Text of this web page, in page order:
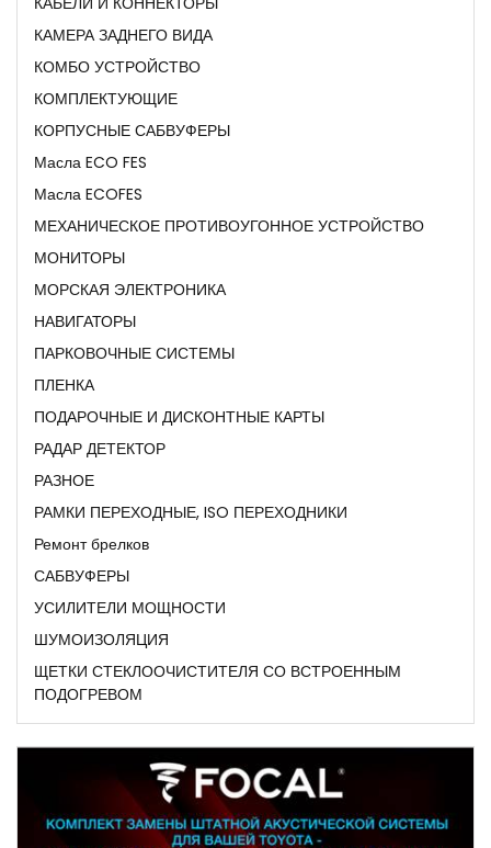
КАМЕРА ЗАДНЕГО ВИДА
КОМБО УСТРОЙСТВО
КОМПЛЕКТУЮЩИЕ
КОРПУСНЫЕ САБВУФЕРЫ
Масла ECO FES
Масла ECOFES
МЕХАНИЧЕСКОЕ ПРОТИВОУГОННОЕ УСТРОЙСТВО
МОНИТОРЫ
МОРСКАЯ ЭЛЕКТРОНИКА
НАВИГАТОРЫ
ПАРКОВОЧНЫЕ СИСТЕМЫ
ПЛЕНКА
ПОДАРОЧНЫЕ И ДИСКОНТНЫЕ КАРТЫ
РАДАР ДЕТЕКТОР
РАЗНОЕ
РАМКИ ПЕРЕХОДНЫЕ, ISO ПЕРЕХОДНИКИ
Ремонт брелков
САБВУФЕРЫ
УСИЛИТЕЛИ МОЩНОСТИ
ШУМОИЗОЛЯЦИЯ
ЩЕТКИ СТЕКЛООЧИСТИТЕЛЯ СО ВСТРОЕННЫМ
ПОДОГРЕВОМ